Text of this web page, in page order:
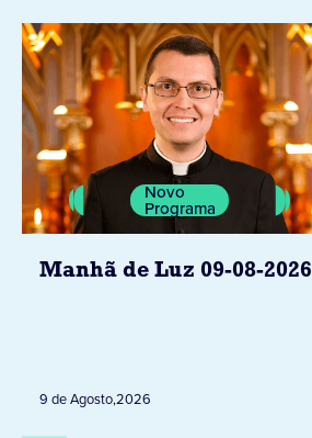
Novo
Programa
Manhã de Luz 09-08-2026
9 de Agosto,2026